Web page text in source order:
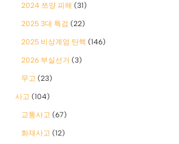
2024 쯔양 피해 (31)
2025 3대 특검 (22)
2025 비상계엄 탄핵 (146)
2026 부실선거 (3)
무고 (23)
사고 (104)
교통사고 (67)
화재사고 (12)